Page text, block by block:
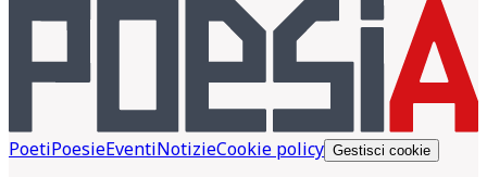
PoetiPoesieEventiNotizieCookie policy Gestisci cookie